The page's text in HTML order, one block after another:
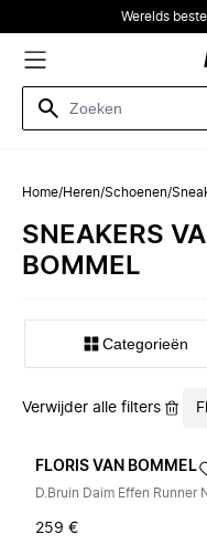
Werelds
Home/Heren/Schoenen/
SNEAKERS
BOMMEL
Categorieën
Verwijder alle filters
FLORIS VAN BOMMEL
D.Bruin Daim Effen Runner N.
259 €